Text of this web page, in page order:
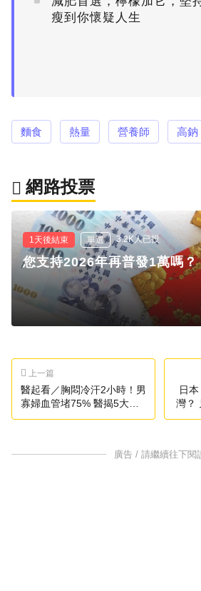
瘦到你懷疑人生
麵食 熱量 營養師 高鈉
網路投票
1天後結束 單選 3.2K人已投
您支持2026年再普發1萬嗎？
上一篇
醫起看／胸悶冷汗2小時！男
寡婦血管堵75% 醫揭5大警
訊
日
灣？
廣告 / 請繼續往下閱